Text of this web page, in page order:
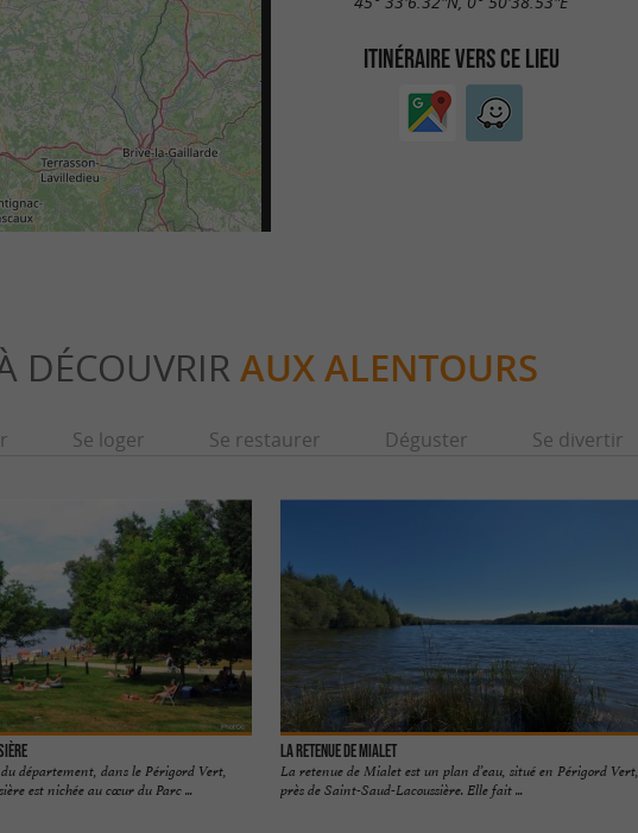
ITINÉRAIRE VERS CE LIEU
DÉCOUVRIR AUX ALENTOURS
Se loger Se restaurer Déguster Se divertir
département, dans le Périgord Vert,
est nichée au cœur du Parc ...
La Retenue de Mialet
La retenue de Mialet est un plan d’eau, situé en Périgord Vert,
près de Saint-Saud-Lacoussière. Elle fait ...